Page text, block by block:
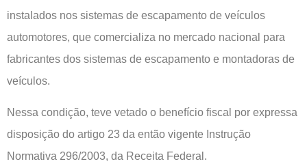
instalados nos sistemas de escapamento de veículos
automotores, que comercializa no mercado nacional para
fabricantes dos sistemas de escapamento e montadoras de
veículos.
Nessa condição, teve vetado o benefício fiscal por expressa
disposição do artigo 23 da então vigente Instrução
Normativa 296/2003, da Receita Federal.